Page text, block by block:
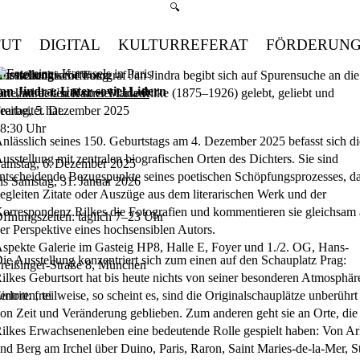
Suchmenü öffnen
🔍
DIGITAL KULTURREFERAT
Jindra: Unter soviel Lidern
tschechische Fotograf Jan Jindra begibt sich auf Spurensuche an die
an denen Rainer Maria Rilke (1875–1926) gelebt, geliebt und
hat.
seines 150. Geburtstags am 4. Dezember 2025 befasst sich
mit zentralen biografischen Orten des Dichters. Sie sind
Bezugspunkte seines poetischen Schöpfungsprozesses,
Zitate oder Auszüge aus dem literarischen Werk und der
Rilkes die Fotografien und kommentieren sie gleichsam
Perspektive eines hochsensiblen Autors.
Ausstellung konzentriert sich zum einen auf den Schauplatz Prag:
Geburtsort hat bis heute nichts von seiner besonderen
teilweise, so scheint es, sind die Originalschauplätze unberührt
Zeit und Veränderung geblieben. Zum anderen geht sie an Orte, die
Erwachsenenleben eine bedeutende Rolle gespielt haben: Von
Berg am Irchel über Duino, Paris, Raron, Saint Maries-de-la-Mer,
Jindra: Unter soviel Lidern
5. Dezember 2025
Uhr
6. Dezember 2025
Samstag, 31. Januar 2026
täglich 7–23 Uhr
Galerie im Gasteig HP8, Halle E, Foyer und 1./2. OG, Hans-
Straße 8, München
frei